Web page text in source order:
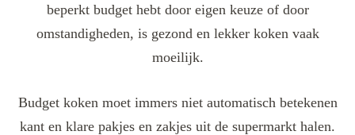
beperkt budget hebt door eigen keuze of door
omstandigheden, is gezond en lekker koken vaak
moeilijk.
Budget koken moet immers niet automatisch betekenen
kant en klare pakjes en zakjes uit de supermarkt halen.